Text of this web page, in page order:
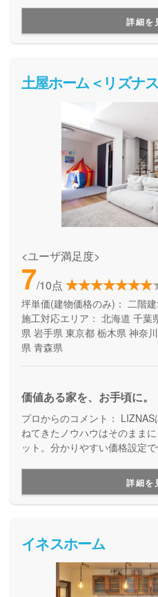
詳細を
土屋ホーム＜リズナ
<ユーザ満足度>
7/10点
坪単価(建物価格のみ)： 二階
施工対応エリア： 北海道 千葉
県 岩手県 東京都 栃木県 神奈
県 青森県
価値ある家を、お手頃に。
プロからのコメント： LIZNAS
ねてきたノウハウはそのまま
ット。分かりやすい価格設定
はぴったりの建築会社です。
詳細を
イネスホーム